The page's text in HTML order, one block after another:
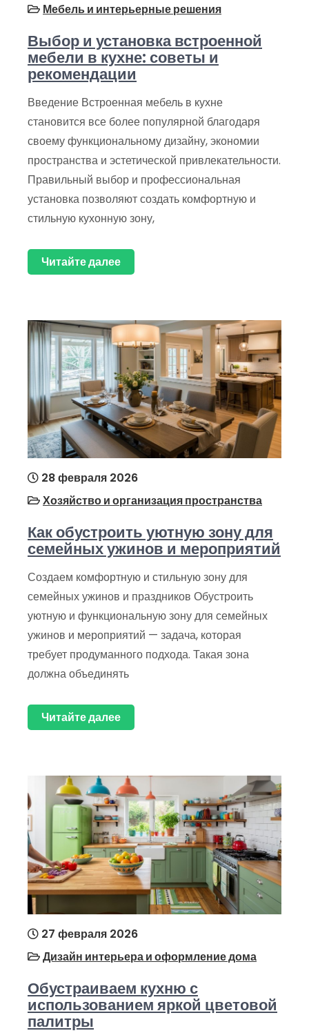
Мебель и интерьерные решения
Выбор и установка встроенной
мебели в кухне: советы и
рекомендации
Введение Встроенная мебель в кухне
становится все более популярной благодаря
своему функциональному дизайну, экономии
пространства и эстетической привлекательности.
Правильный выбор и профессиональная
установка позволяют создать комфортную и
стильную кухонную зону,
Читайте далее
28 февраля 2026
Хозяйство и организация пространства
Как обустроить уютную зону для
семейных ужинов и мероприятий
Создаем комфортную и стильную зону для
семейных ужинов и праздников Обустроить
уютную и функциональную зону для семейных
ужинов и мероприятий — задача, которая
требует продуманного подхода. Такая зона
должна объединять
Читайте далее
27 февраля 2026
Дизайн интерьера и оформление дома
Обустраиваем кухню с
использованием яркой цветовой
палитры